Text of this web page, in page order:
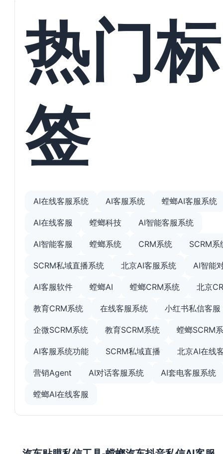
热门标
签
AI在线客服系统 AI客服系统 螳螂AI客服系统
AI在线客服 螳螂科技 AI智能客服系统
AI智能客服 螳螂系统 CRM系统 SCRM系
SCRM私域直播系统 北京AI客服系统 AI智能
AI客服软件 螳螂AI 螳螂CRM系统 北京
教育CRM系统 在线客服系统 小红书私信客服
企微SCRM系统 教育SCRM系统 螳螂SCRM
AI客服系统功能 SCRM私域直播 北京AI在线
营销Agent AI对话客服系统 AI套电客服系统
螳螂AI在线客服